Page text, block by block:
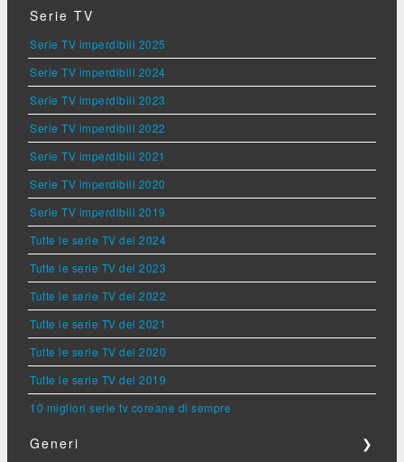
Serie TV
Serie TV imperdibili 2025
Serie TV imperdibili 2024
Serie TV imperdibili 2023
Serie TV imperdibili 2022
Serie TV imperdibili 2021
Serie TV imperdibili 2020
Serie TV imperdibili 2019
Tutte le serie TV del 2024
Tutte le serie TV del 2023
Tutte le serie TV del 2022
Tutte le serie TV del 2021
Tutte le serie TV del 2020
Tutte le serie TV del 2019
10 migliori serie tv coreane di sempre
Generi ❯